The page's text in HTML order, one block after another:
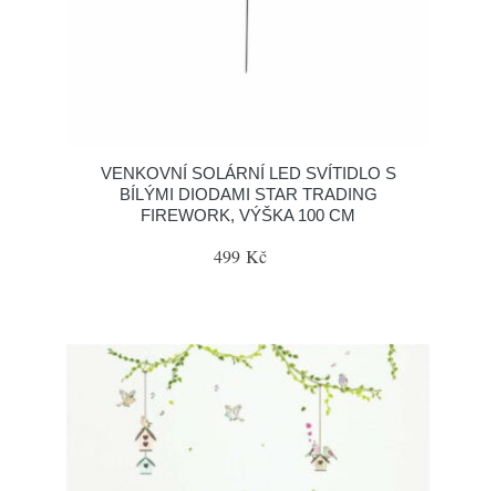
VENKOVNÍ SOLÁRNÍ LED SVÍTIDLO S
BÍLÝMI DIODAMI STAR TRADING
FIREWORK, VÝŠKA 100 CM
499 Kč